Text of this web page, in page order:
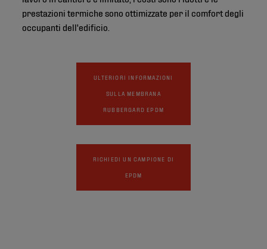
prestazioni termiche sono ottimizzate per il comfort degli
occupanti dell'edificio.
ULTERIORI INFORMAZIONI
SULLA MEMBRANA
RUBBERGARD EPDM
RICHIEDI UN CAMPIONE DI
EPDM